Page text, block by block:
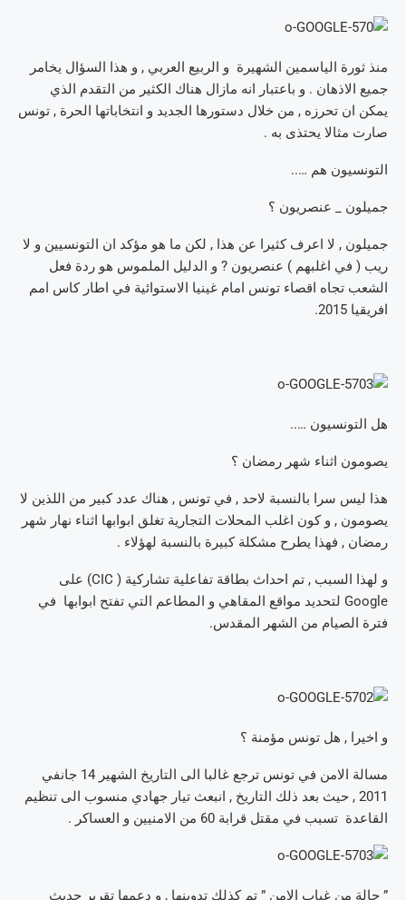
منذ ثورة الياسمين الشهيرة و الربيع العربي , و هذا السؤال يخامر
جميع الاذهان . و باعتبار انه مازال هناك الكثير من التقدم الذي
يمكن ان تحرزه , من خلال دستورها الجديد و انتخاباتها الحرة , تونس
صارت مثالا يحتذى به .
التونسيون هم …..
جميلون _ عنصريون ؟
جميلون , لا اعرف كثيرا عن هذا , لكن ما هو مؤكد ان التونسيين و لا
ريب ( في اغلبهم ) عنصريون ? و الدليل الملموس هو ردة فعل
الشعب تجاه اقصاء تونس امام غينيا الاستوائية في اطار كاس امم
افريقيا 2015.
هل التونسيون …..
يصومون اثناء شهر رمضان ؟
هذا ليس سرا بالنسبة لاحد , في تونس , هناك عدد كبير من اللذين لا
يصومون , و كون اغلب المحلات التجارية تغلق ابوابها اثناء نهار شهر
رمضان , فهذا يطرح مشكلة كبيرة بالنسبة لهؤلاء .
و لهذا السبب , تم احداث بطاقة تفاعلية تشاركية ( CIC) على
Google لتحديد مواقع المقاهي و المطاعم التي تفتح ابوابها في
فترة الصيام من الشهر المقدس.
و اخيرا , هل تونس مؤمنة ؟
مسالة الامن في تونس ترجع غالبا الى التاريخ الشهير 14 جانفي
2011 , حيث بعد ذلك التاريخ , انبعث تيار جهادي منسوب الى تنظيم
القاعدة تسبب في مقتل قرابة 60 من الامنيين و العساكر .
” حالة من غياب الامن ” تم كذلك تدوينها , و دعمها تقرير حديث